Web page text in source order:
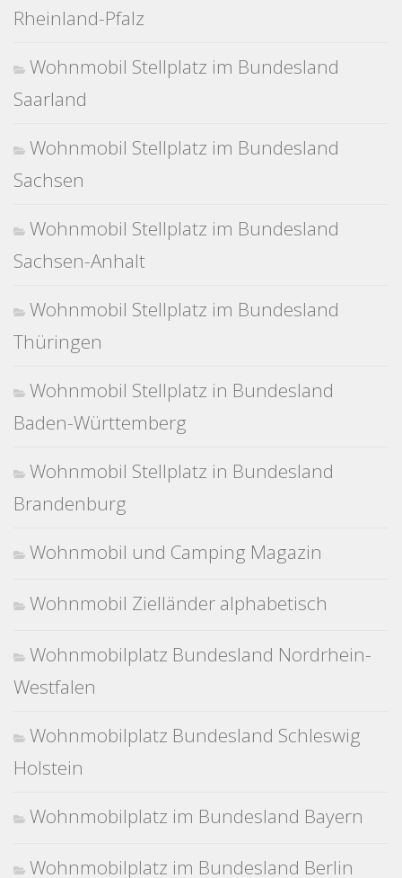
Rheinland-Pfalz
Wohnmobil Stellplatz im Bundesland
Saarland
Wohnmobil Stellplatz im Bundesland
Sachsen
Wohnmobil Stellplatz im Bundesland
Sachsen-Anhalt
Wohnmobil Stellplatz im Bundesland
Thüringen
Wohnmobil Stellplatz in Bundesland
Baden-Württemberg
Wohnmobil Stellplatz in Bundesland
Brandenburg
Wohnmobil und Camping Magazin
Wohnmobil Zielländer alphabetisch
Wohnmobilplatz Bundesland Nordrhein-
Westfalen
Wohnmobilplatz Bundesland Schleswig
Holstein
Wohnmobilplatz im Bundesland Bayern
Wohnmobilplatz im Bundesland Berlin